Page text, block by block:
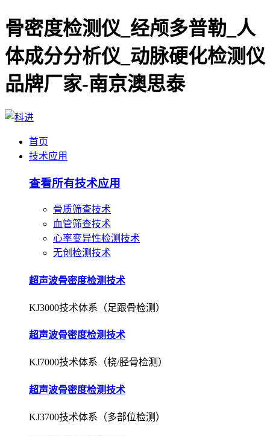
骨密度检测仪_经颅多普勒_人
体成分分析仪_动脉硬化检测仪
品牌厂家-南京澳思泰
首页
技术应用
查看所有技术应用
骨质筛查技术
血管筛查技术
心率变异性检测技术
无创检测技术
超声波骨密度检测技术
KJ3000技术体系（足跟骨检测）
超声波骨密度检测技术
KJ7000技术体系（桡/胫骨检测）
超声波骨密度检测技术
KJ3700技术体系（多部位检测）